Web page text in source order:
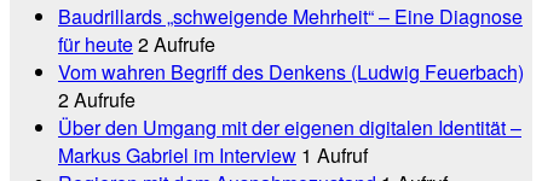
Baudrillards „schweigende Mehrheit“ – Eine Diagnose
für heute2 Aufrufe
Vom wahren Begriff des Denkens (Ludwig Feuerbach)
2 Aufrufe
Über den Umgang mit der eigenen digitalen Identität –
Markus Gabriel im Interview 1 Aufruf